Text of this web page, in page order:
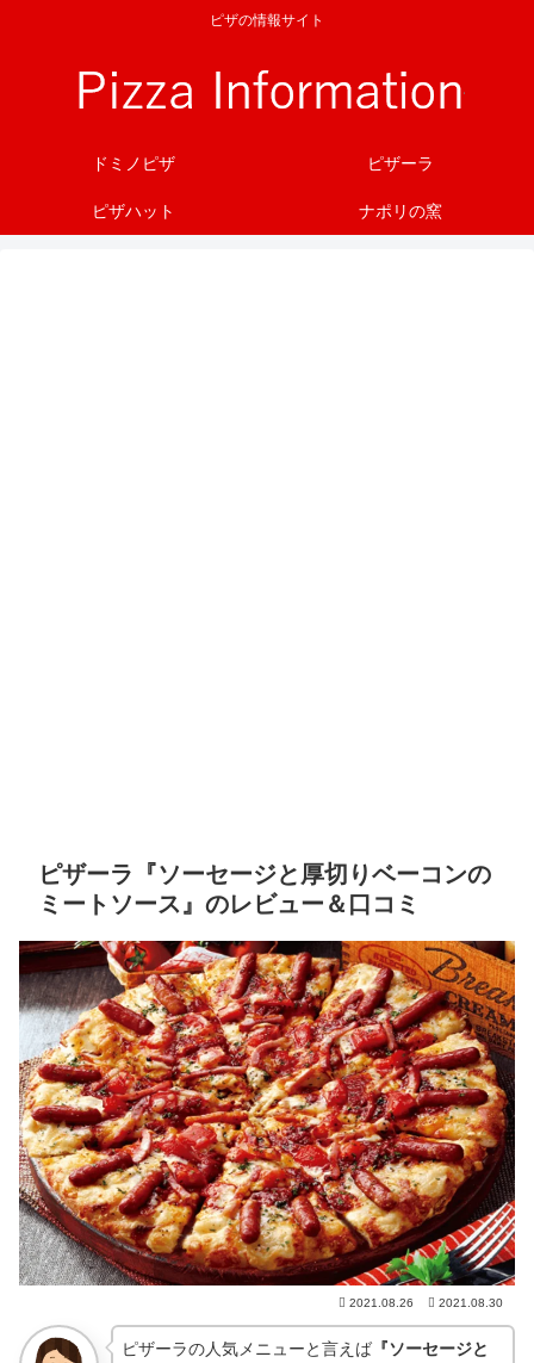
ピザの情報サイト
ドミノピザ ピザーラ
ピザハット ナポリの窯
ピザーラ『ソーセージと厚切りベーコンの
ミートソース』のレビュー＆口コミ
2021.08.26 2021.08.30
ピザーラの人気メニューと言えば『ソーセージと